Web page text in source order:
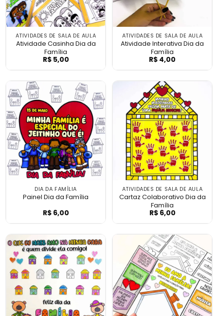
ATIVIDADES DE SALA DE AULA
Atividade Casinha Dia da
Família
Atividade Casinha Dia da Família
R$5,00
ATIVIDADES DE SALA DE AULA
Atividade Interativa Dia da
Família
Atividade
R$ 4,00
DIA DA FAMÍLIA
Painel Dia da Família
Painel Dia da Família
R$6,00
ATIVIDADES DE SALA DE AULA
Cartaz Colaborativo Dia da
Família
Cartaz
R$6,00